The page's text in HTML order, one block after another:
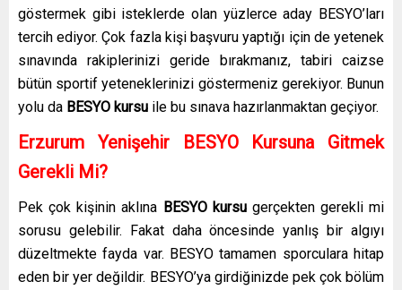
göstermek gibi isteklerde olan yüzlerce aday BESYO’ları
tercih ediyor. Çok fazla kişi başvuru yaptığı için de yetenek
sınavında rakiplerinizi geride bırakmanız, tabiri caizse
bütün sportif yeteneklerinizi göstermeniz gerekiyor. Bunun
yolu da BESYO kursu ile bu sınava hazırlanmaktan geçiyor.
Erzurum Yenişehir
BESYO Kursuna Gitmek
Gerekli Mi?
Pek çok kişinin aklına BESYO kursu gerçekten gerekli mi
sorusu gelebilir. Fakat daha öncesinde yanlış bir algıyı
düzeltmekte fayda var. BESYO tamamen sporculara hitap
eden bir yer değildir. BESYO’ya girdiğinizde pek çok bölüm